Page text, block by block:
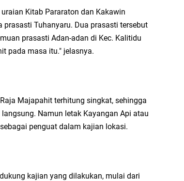
Idul Adha, Bagikan Daging Kurban untuk Ratusan Warga
Kitab Pararaton dan Kakawin
prasasti Tuhanyaru. Dua prasasti tersebut
prasasti Adan-adan di Kec. Kalitidu
pada masa itu." jelasnya.
Majapahit terhitung singkat, sehingga
Namun letak Kayangan Api atau
penguat dalam kajian lokasi.
kajian yang dilakukan, mulai dari